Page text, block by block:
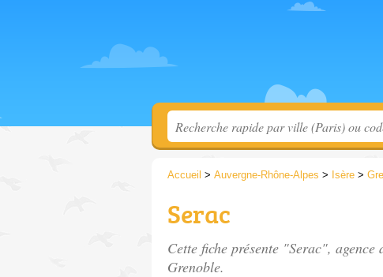
Accueil > Auvergne-Rhône-Alpes > Isère >
Serac
Cette fiche présente "Serac", agence
Grenoble.